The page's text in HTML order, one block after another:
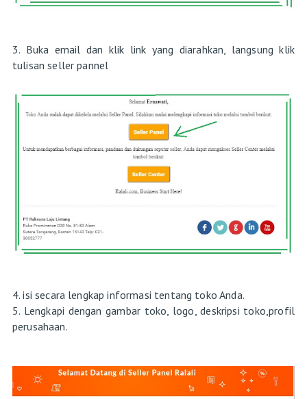
3. Buka email dan klik link yang diarahkan, langsung klik
tulisan seller pannel
4. isi secara lengkap informasi tentang toko Anda.
5. Lengkapi dengan gambar toko, logo, deskripsi toko,profil
perusahaan.